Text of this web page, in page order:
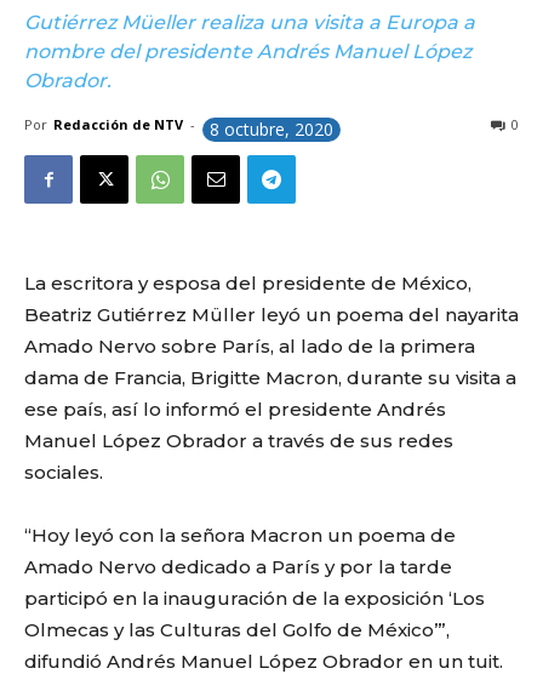
Gutiérrez Müeller realiza una visita a Europa a
nombre del presidente Andrés Manuel López
Obrador.
Por Redacción de NTV - 8 octubre, 2020 0
La escritora y esposa del presidente de México,
Beatriz Gutiérrez Müller leyó un poema del nayarita
Amado Nervo sobre París, al lado de la primera
dama de Francia, Brigitte Macron, durante su visita a
ese país, así lo informó el presidente Andrés
Manuel López Obrador a través de sus redes
sociales.
“Hoy leyó con la señora Macron un poema de
Amado Nervo dedicado a París y por la tarde
participó en la inauguración de la exposición ‘Los
Olmecas y las Culturas del Golfo de México’”,
difundió Andrés Manuel López Obrador en un tuit.